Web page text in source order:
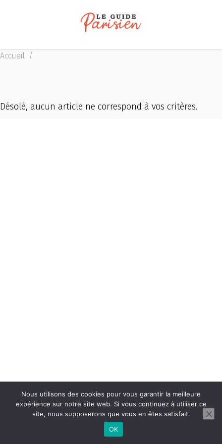
Accueil /
Désolé, aucun article ne correspond à vos critères.
Nous utilisons des cookies pour vous garantir la meilleure
expérience sur notre site web. Si vous continuez à utiliser ce
site, nous supposerons que vous en êtes satisfait.
OK